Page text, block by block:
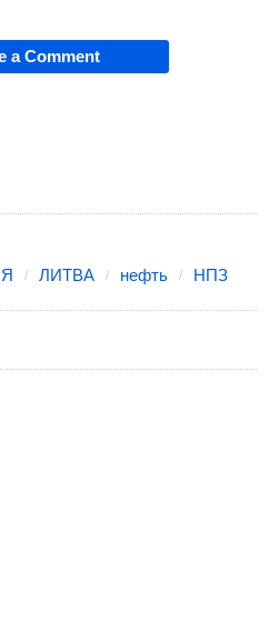
a Comment
ЛИТВА нефть НПЗ